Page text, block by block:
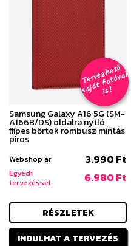
T
er
v
e
z
h
e
t
ő
s
aj
á
t
f
o
t
ó
v
al
i
s
!
Samsung Galaxy A16 5G (SM-
A166B/DS) oldalra nyíló
flipes bőrtok rombusz mintás
piros
Webshop ár 3.990 Ft
Egyedi
tervezéssel
6.980 Ft
RÉSZLETEK
INDULHAT A TERVEZÉS